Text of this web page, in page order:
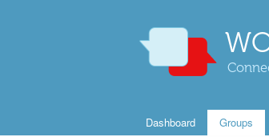
Dashboard Groups